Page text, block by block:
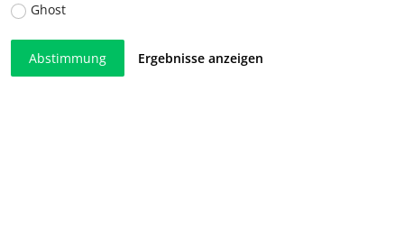
Ghost
Abstimmung Ergebnisse anzeigen